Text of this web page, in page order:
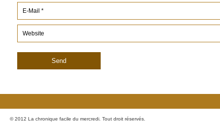
© 2012 La chronique facile du mercredi. Tout droit réservés.